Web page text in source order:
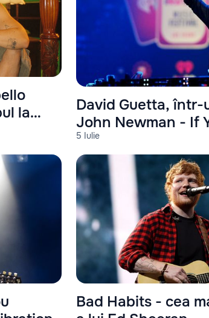
la
5 Iulie
David Guetta, într-
John Newman - If
Love Me
Bad Habits - cea mai nouă piesă